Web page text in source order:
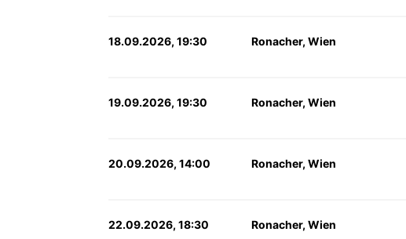
18.09.2026, 19:30 Ronacher, Wien
19.09.2026, 19:30 Ronacher, Wien
20.09.2026, 14:00 Ronacher, Wien
22.09.2026, 18:30 Ronacher, Wien